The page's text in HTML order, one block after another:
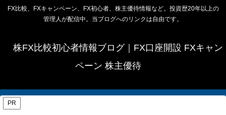
FX比較、FXキャンペーン、FX初心者、株主優待情報など。投資歴20年以上の
管理人が配信中。当ブログへのリンクは自由です。
株FX比較初心者情報ブログ｜FX口座開設 FXキャン
ペーン 株主優待
PR